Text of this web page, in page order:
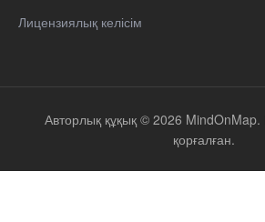
Лицензиялық келісім
Авторлық құқық © 2026 MindOnMap.
қорғалған.